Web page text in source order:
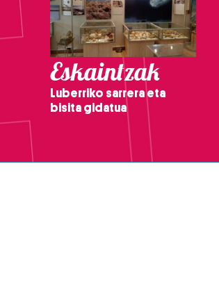
Eskaintzak
Luberriko sarrera eta
bisita gidatua